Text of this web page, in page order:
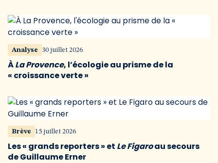
Analyse 30 juillet 2026
ÀLa Provence, l’écologie au prisme de la
« croissance verte »
Brève 15 juillet 2026
Les « grands reporters » et Le Figaroau secours
de Guillaume Erner